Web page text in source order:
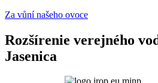
Za vůní našeho ovoce
Rozšírenie verejného
Jasenica